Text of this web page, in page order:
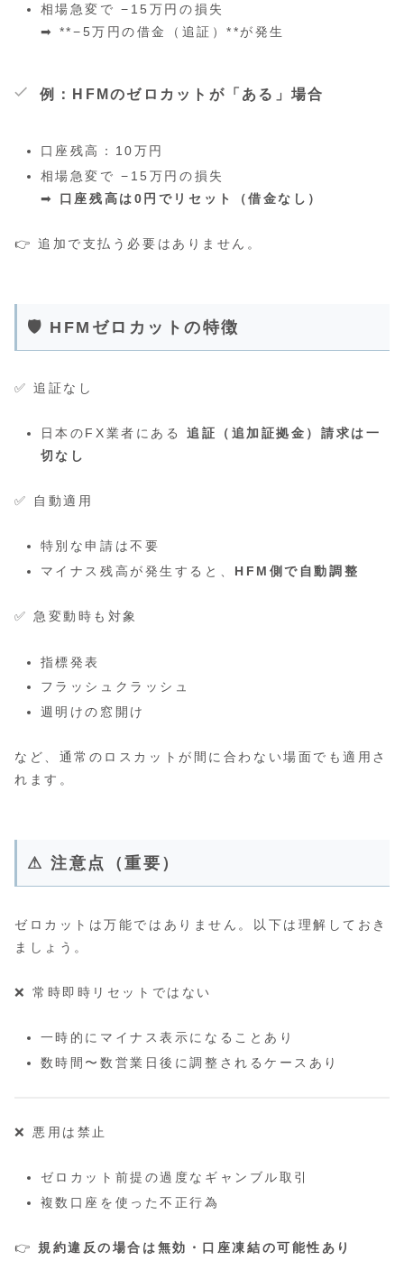
相場急変で −15万円の損失
➡ **−5万円の借金（追証）**が発生
例：HFMのゼロカットが「ある」場合
口座残高：10万円
相場急変で −15万円の損失
➡ 口座残高は0円でリセット（借金なし）
👉 追加で支払う必要はありません。
🛡 HFMゼロカットの特徴
✅ 追証なし
日本のFX業者にある 追証（追加証拠金）請求は一
切なし
✅ 自動適用
特別な申請は不要
マイナス残高が発生すると、 HFM側で自動調整
✅ 急変動時も対象
指標発表
フラッシュクラッシュ
週明けの窓開け
など、通常のロスカットが間に合わない場面でも適用さ
れます。
⚠ 注意点（重要）
ゼロカットは万能ではありません。以下は理解しておき
ましょう。
❌ 常時即時リセットではない
一時的にマイナス表示になることあり
数時間〜数営業日後に調整されるケースあり
❌ 悪用は禁止
ゼロカット前提の過度なギャンブル取引
複数口座を使った不正行為
👉規約違反の場合は無効・口座凍結の可能性あり